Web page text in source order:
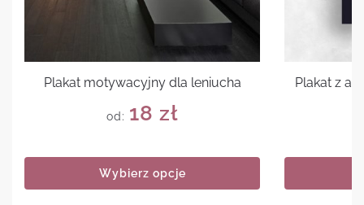
Plakat motywacyjny dla leniucha
od: 18 zł
Wybierz opcje
Plakat z